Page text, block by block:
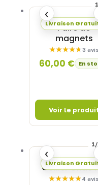
Paire de
magnets
3 avis
60,00 € En
Livraison
‹
Collier Onde
4 avis
Livraison
‹